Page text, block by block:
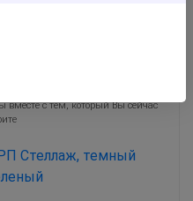
вместе с тем, который Вы сейчас